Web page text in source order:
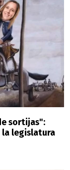
sortijas":
la legislatura